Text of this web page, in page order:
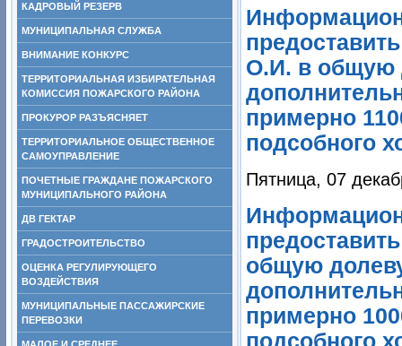
КАДРОВЫЙ РЕЗЕРВ
МУНИЦИПАЛЬНАЯ СЛУЖБА
ВНИМАНИЕ КОНКУРС
ТЕРРИТОРИАЛЬНАЯ ИЗБИРАТЕЛЬНАЯ
КОМИССИЯ ПОЖАРСКОГО РАЙОНА
ПРОКУРОР РАЗЪЯСНЯЕТ
ТЕРРИТОРИАЛЬНОЕ ОБЩЕСТВЕННОЕ
САМОУПРАВЛЕНИЕ
ПОЧЕТНЫЕ ГРАЖДАНЕ ПОЖАРСКОГО
МУНИЦИПАЛЬНОГО РАЙОНА
ДВ ГЕКТАР
ГРАДОСТРОИТЕЛЬСТВО
ОЦЕНКА РЕГУЛИРУЮЩЕГО
ВОЗДЕЙСТВИЯ
МУНИЦИПАЛЬНЫЕ ПАССАЖИРСКИЕ
ПЕРЕВОЗКИ
О.И. в общую
примерно
подсобного
Пятница, 07
общую
примерно